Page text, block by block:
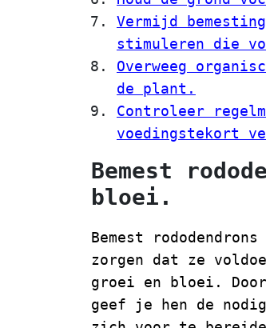
Vermijd
stimuleren die
Overweeg
de plant.
Controleer
voedingstekort
Bemest
bloei.
Bemest
zorgen dat ze
groei en bloei.
geef je hen de